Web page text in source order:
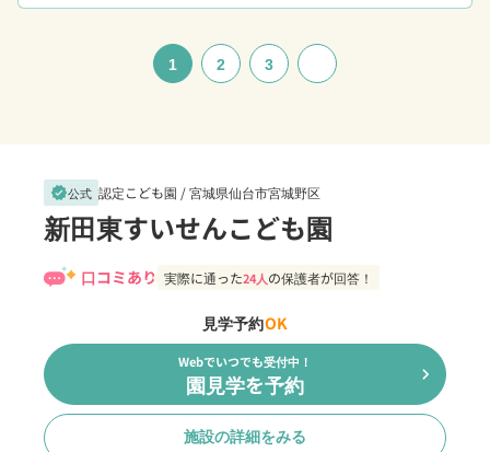
1 2 3
verified公式 認定こども園 /宮城県仙台市宮城野区
新田東すいせんこども園
口コミあり 実際に通った24人の保護者が回答！
見学予約OK
Webでいつでも受付中！
園見学を予約 chevron_right
施設の詳細をみる